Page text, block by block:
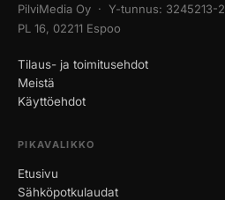
PilviMedia Oy · Y-tunnus: 3245213-2
PL 16, 02211 Espoo
Tilaus- ja toimitusehdot
Meistä
Käyttöehdot
PIKAVALIKKO
Etusivu
Sähköpotkulaudat